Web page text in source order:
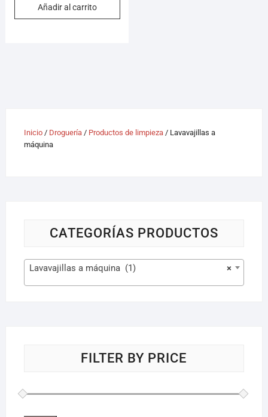
Añadir al carrito
Inicio/ Droguería/ Productos de limpieza/ Lavavajillas a
máquina
CATEGORÍAS PRODUCTOS
×
Lavavajillas a máquina (1)
FILTER BY PRICE